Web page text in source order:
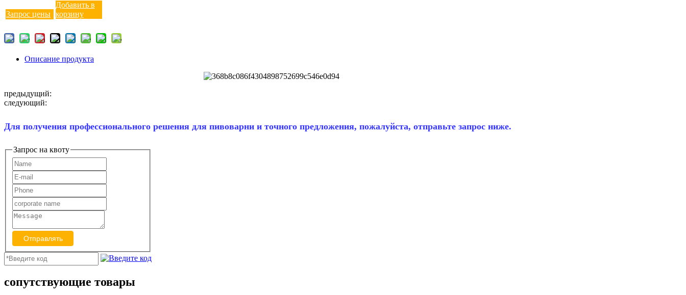
Запрос цены
Добавить в
корзину
Описание продукта
предыдущий:
следующий:
Для получения профессионального решения для пивоварни и точного предложения, пожалуйста, отправьте запрос ниже.
Запрос на квоту
Отправлять
сопутствующие товары